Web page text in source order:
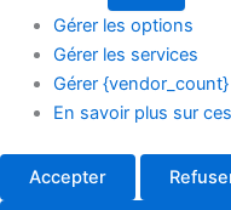
Gérer les options
Gérer les services
Gérer
En savoir plus sur
Accepter